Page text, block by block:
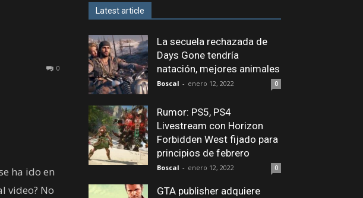
0
ha ido en
video? No
Latest article
La secuela rechazada de
Days Gone tendría
natación, mejores animales
Boscal - enero 12, 2022 0
Rumor: PS5, PS4
Livestream con Horizon
Forbidden West fijado para
principios de febrero
Boscal - enero 12, 2022 0
GTA publisher adquiere